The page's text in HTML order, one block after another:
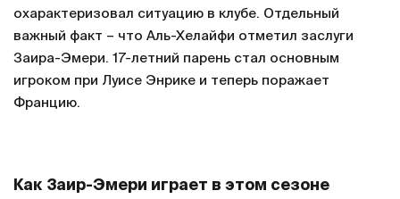
охарактеризовал ситуацию в клубе. Отдельный
важный факт – что Аль-Хелайфи отметил заслуги
Заира-Эмери. 17-летний парень стал основным
игроком при Луисе Энрике и теперь поражает
Францию.
Как Заир-Эмери играет в этом сезоне